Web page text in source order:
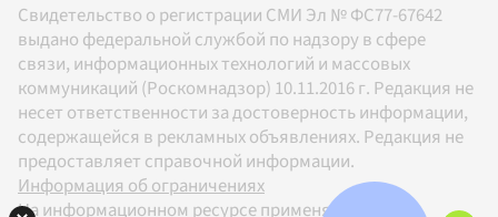
Свидетельство о регистрации СМИ Эл № ФС77-67642
выдано федеральной службой по надзору в сфере
связи, информационных технологий и массовых
коммуникаций (Роскомнадзор) 10.11.2016 г. Редакция не
несет ответственности за достоверность информации,
содержащейся в рекламных объявлениях. Редакция не
предоставляет справочной информации.
Информация об ограничениях
На информационном ресурсе применяются